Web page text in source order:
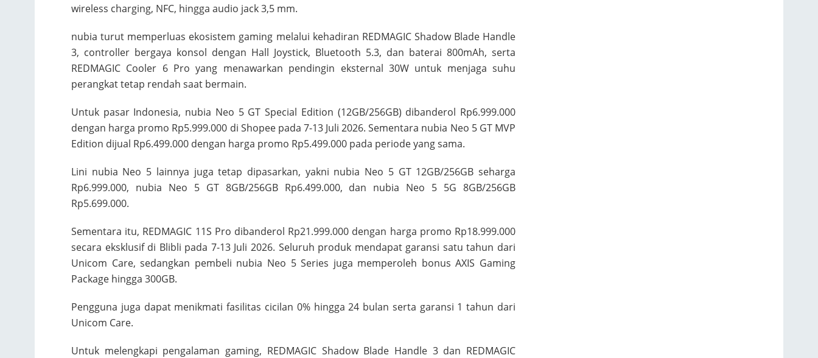
wireless charging, NFC, hingga audio jack 3,5 mm.
nubia turut memperluas ekosistem gaming melalui kehadiran REDMAGIC Shadow Blade Handle
3, controller bergaya konsol dengan Hall Joystick, Bluetooth 5.3, dan baterai 800mAh, serta
REDMAGIC Cooler 6 Pro yang menawarkan pendingin eksternal 30W untuk menjaga suhu
perangkat tetap rendah saat bermain.
Untuk pasar Indonesia, nubia Neo 5 GT Special Edition (12GB/256GB) dibanderol Rp6.999.000
dengan harga promo Rp5.999.000 di Shopee pada 7-13 Juli 2026. Sementara nubia Neo 5 GT MVP
Edition dijual Rp6.499.000 dengan harga promo Rp5.499.000 pada periode yang sama.
Lini nubia Neo 5 lainnya juga tetap dipasarkan, yakni nubia Neo 5 GT 12GB/256GB seharga
Rp6.999.000, nubia Neo 5 GT 8GB/256GB Rp6.499.000, dan nubia Neo 5 5G 8GB/256GB
Rp5.699.000.
Sementara itu, REDMAGIC 11S Pro dibanderol Rp21.999.000 dengan harga promo Rp18.999.000
secara eksklusif di Blibli pada 7-13 Juli 2026. Seluruh produk mendapat garansi satu tahun dari
Unicom Care, sedangkan pembeli nubia Neo 5 Series juga memperoleh bonus AXIS Gaming
Package hingga 300GB.
Pengguna juga dapat menikmati fasilitas cicilan 0% hingga 24 bulan serta garansi 1 tahun dari
Unicom Care.
Untuk melengkapi pengalaman gaming, REDMAGIC Shadow Blade Handle 3 dan REDMAGIC